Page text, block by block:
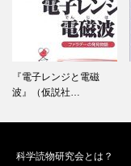
『電子レンジと電磁
波』（仮説社…
科学読物研究会とは？